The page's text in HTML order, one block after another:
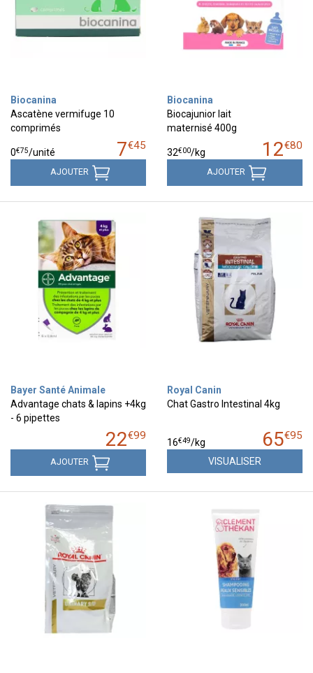
Biocanina
Ascatène vermifuge 10
comprimés
7€45
0€75/unité
AJOUTER
Biocanina
Biocajunior lait
maternisé 400g
12€80
32€00/kg
AJOUTER
Bayer Santé Animale
Advantage chats & lapins +4kg
- 6 pipettes
22€99
AJOUTER
Royal Canin
Chat Gastro Intestinal 4kg
65€95
16€49/kg
VISUALISER